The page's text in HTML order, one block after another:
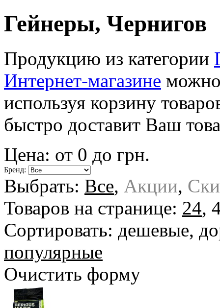
Гейнеры, Чернигов
Продукцию из категории
Интернет-магазине
используя корзину
быстро доставит Ваш
Цена: от 0 до грн.
Бренд:
Выбрать: Все, Акции,
Товаров на странице: 24,
Сортировать: дешевые,
популярные
Очистить форму